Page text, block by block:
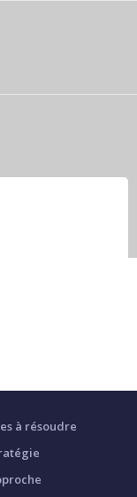
à résoudre